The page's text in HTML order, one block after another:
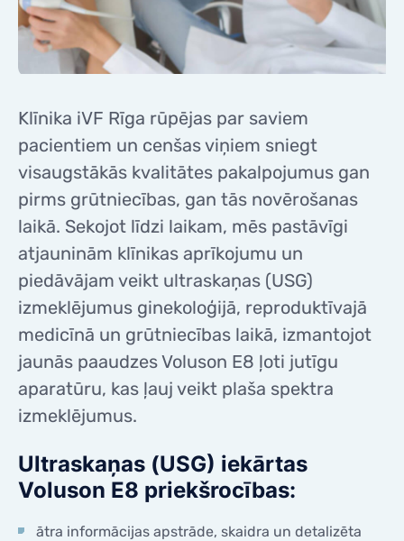
KONTAKTI
KONTAKTI
Klīnika iVF Rīga rūpējas par saviem
pacientiem un cenšas viņiem sniegt
visaugstākās kvalitātes pakalpojumus gan
pirms grūtniecības, gan tās novērošanas
laikā. Sekojot līdzi laikam, mēs pastāvīgi
atjauninām klīnikas aprīkojumu un
piedāvājam veikt ultraskaņas (USG)
izmeklējumus ginekoloģijā, reproduktīvajā
medicīnā un grūtniecības laikā, izmantojot
jaunās paaudzes Voluson E8 ļoti jutīgu
aparatūru, kas ļauj veikt plaša spektra
izmeklējumus.
Ultraskaņas (USG) iekārtas
Voluson E8 priekšrocības:
ātra informācijas apstrāde, skaidra un detalizēta